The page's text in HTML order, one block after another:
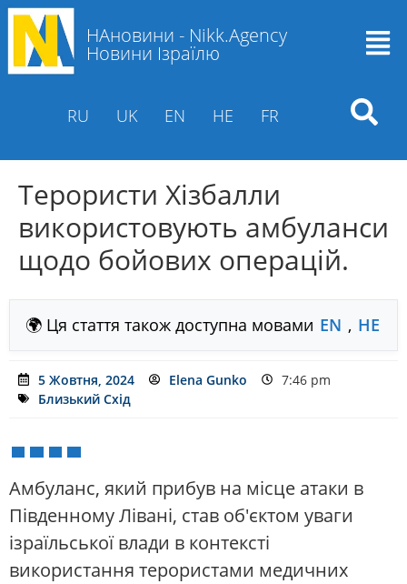
НАновини - Nikk.Agency
Новини Ізраїлю
RU UK EN HE FR
Терористи Хізбалли
використовують амбуланси
щодо бойових операцій.
🌍 Ця стаття також доступна мовами EN , HE
5 Жовтня, 2024 Elena Gunko
7:46 pm
Близький Схід
Амбуланс, який прибув на місце атаки в
Південному Лівані, став об'єктом уваги
ізраїльської влади в контексті
використання терористами медичних